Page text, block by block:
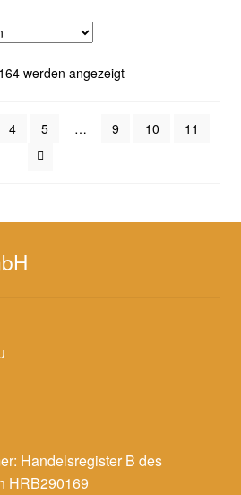
werden angezeigtNach
4 5 … 9 10 11
Handelsregister B des
HRB290169